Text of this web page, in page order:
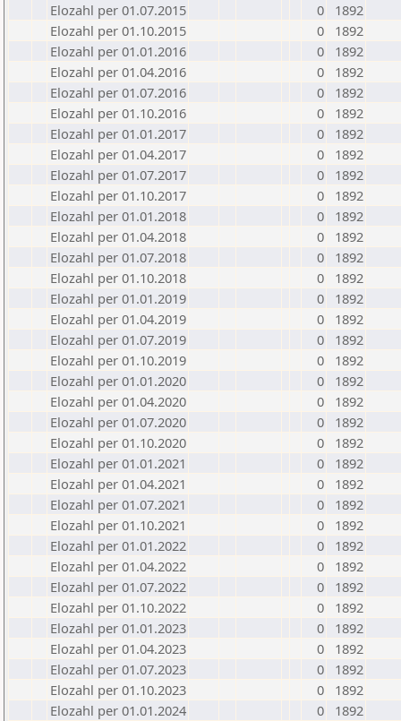
Elozahl per 01.07.2015
0
1892
Elozahl per 01.10.2015
0
1892
Elozahl per 01.01.2016
0
1892
Elozahl per 01.04.2016
0
1892
Elozahl per 01.07.2016
0
1892
Elozahl per 01.10.2016
0
1892
Elozahl per 01.01.2017
0
1892
Elozahl per 01.04.2017
0
1892
Elozahl per 01.07.2017
0
1892
Elozahl per 01.10.2017
0
1892
Elozahl per 01.01.2018
0
1892
Elozahl per 01.04.2018
0
1892
Elozahl per 01.07.2018
0
1892
Elozahl per 01.10.2018
0
1892
Elozahl per 01.01.2019
0
1892
Elozahl per 01.04.2019
0
1892
Elozahl per 01.07.2019
0
1892
Elozahl per 01.10.2019
0
1892
Elozahl per 01.01.2020
0
1892
Elozahl per 01.04.2020
0
1892
Elozahl per 01.07.2020
0
1892
Elozahl per 01.10.2020
0
1892
Elozahl per 01.01.2021
0
1892
Elozahl per 01.04.2021
0
1892
Elozahl per 01.07.2021
0
1892
Elozahl per 01.10.2021
0
1892
Elozahl per 01.01.2022
0
1892
Elozahl per 01.04.2022
0
1892
Elozahl per 01.07.2022
0
1892
Elozahl per 01.10.2022
0
1892
Elozahl per 01.01.2023
0
1892
Elozahl per 01.04.2023
0
1892
Elozahl per 01.07.2023
0
1892
Elozahl per 01.10.2023
0
1892
Elozahl per 01.01.2024
0
1892